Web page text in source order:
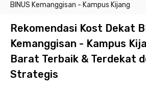
BINUS Kemanggisan - Kampus Kijang
Rekomendasi Kost Dekat
Kemanggisan - Kampus
Barat Terbaik & Terdekat
Strategis